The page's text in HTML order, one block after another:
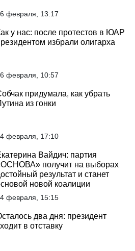
февраля, 13:17
у нас: после протестов в ЮАР
избрали олигарха
февраля, 10:57
придумала, как убрать
из гонки
февраля, 17:10
Вайдич: партия
получит на выборах
результат и станет
новой коалиции
февраля, 15:15
два дня: президент
в отставку